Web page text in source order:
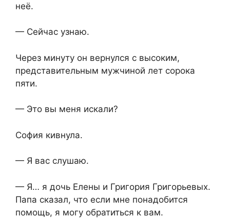
неё.
— Сейчас узнаю.
Через минуту он вернулся с высоким,
представительным мужчиной лет сорока
пяти.
— Это вы меня искали?
София кивнула.
— Я вас слушаю.
— Я… я дочь Елены и Григория Григорьевых.
Папа сказал, что если мне понадобится
помощь, я могу обратиться к вам.